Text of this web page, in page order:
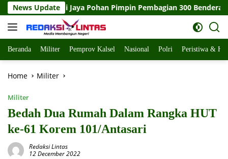
Skip
to
content
News Update
Pimpin Pembagian 300 Bendera Merah Putih, Pemkab
Beranda Militer Pemprov Kalsel Nasional Polri Peristiwa &
Home Militer
Militer
Bedah Dua Rumah Dalam Rangka HUT
ke-61 Korem 101/Antasari
Redaksi Lintas
12 December 2022